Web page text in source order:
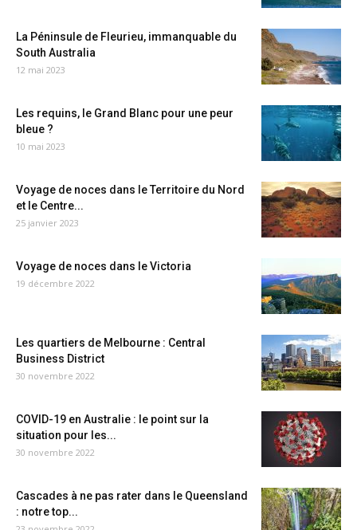
La Péninsule de Fleurieu, immanquable du
South Australia
12 mai 2023
Les requins, le Grand Blanc pour une peur
bleue ?
10 mai 2023
Voyage de noces dans le Territoire du Nord
et le Centre...
25 janvier 2023
Voyage de noces dans le Victoria
19 décembre 2022
Les quartiers de Melbourne : Central
Business District
30 novembre 2022
COVID-19 en Australie : le point sur la
situation pour les...
30 novembre 2022
Cascades à ne pas rater dans le Queensland
: notre top...